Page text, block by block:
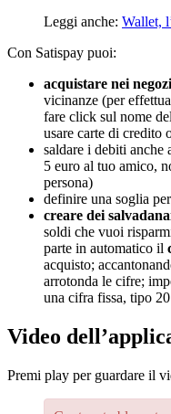
Leggi anche: Wallet,
Con Satispay puoi:
acquistare nei
vicinanze (per
fare click sul nome
usare carte di credito
saldare i debiti anche
5 euro al tuo amico,
persona)
definire una soglia
creare dei
soldi che vuoi
parte in automatico il
acquisto;
arrotonda le cifre;
una cifra fissa, tipo
Video
Premi play per guardare il